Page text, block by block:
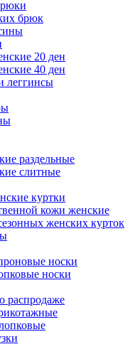
брюк
20 ден
40 ден
леггинсы
раздельные
слитные
куртки
кожи женские
женских курток
носки
носки
распродаже